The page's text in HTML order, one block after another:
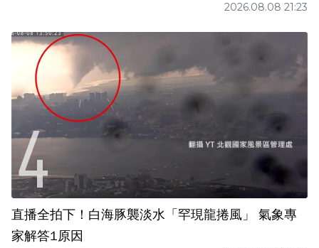
2026.08.08 21:23
直播全拍下！白海豚襲淡水「罕現龍捲風」 氣象專
家解答1原因